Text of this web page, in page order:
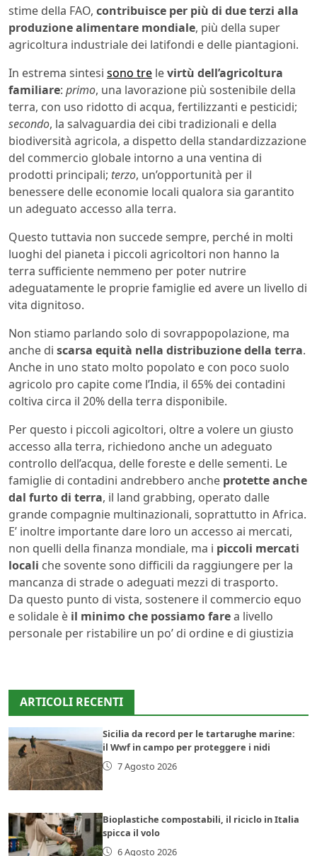
stime della FAO, contribuisce per più di due terzi alla
produzione alimentare mondiale, più della super
agricoltura industriale dei latifondi e delle piantagioni.
In estrema sintesi sono tre levirtù dell’agricoltura
familiare: primo, una lavorazione più sostenibile della
terra, con uso ridotto di acqua, fertilizzanti e pesticidi;
secondo, la salvaguardia dei cibi tradizionali e della
biodiversità agricola, a dispetto della standardizzazione
del commercio globale intorno a una ventina di
prodotti principali; terzo, un’opportunità per il
benessere delle economie locali qualora sia garantito
un adeguato accesso alla terra.
Questo tuttavia non succede sempre, perché in molti
luoghi del pianeta i piccoli agricoltori non hanno la
terra sufficiente nemmeno per poter nutrire
adeguatamente le proprie famiglie ed avere un livello di
vita dignitoso.
Non stiamo parlando solo di sovrappopolazione, ma
anche di scarsa equità nella distribuzione della terra.
Anche in uno stato molto popolato e con poco suolo
agricolo pro capite come l’India, il 65% dei contadini
coltiva circa il 20% della terra disponibile.
Per questo i piccoli agicoltori, oltre a volere un giusto
accesso alla terra, richiedono anche un adeguato
controllo dell’acqua, delle foreste e delle sementi. Le
famiglie di contadini andrebbero anche protette anche
dal furto di terra, il land grabbing, operato dalle
grande compagnie multinazionali, soprattutto in Africa.
E’ inoltre importante dare loro un accesso ai mercati,
non quelli della finanza mondiale, ma i piccoli mercati
locali che sovente sono difficili da raggiungere per la
mancanza di strade o adeguati mezzi di trasporto.
Da questo punto di vista, sostenere il commercio equo
e solidale è il minimo che possiamo farea livello
personale per ristabilire un po’ di ordine e di giustizia
ARTICOLI RECENTI
Sicilia da record per le tartarughe marine:
il Wwf in campo per proteggere i nidi
7 Agosto 2026
Bioplastiche compostabili, il riciclo in Italia
spicca il volo
6 Agosto 2026